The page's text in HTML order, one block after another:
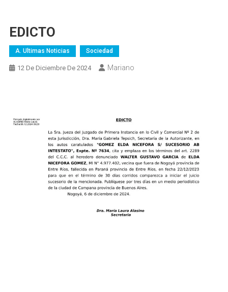
EDICTO
A. Ultimas Noticias Sociedad
12 De Diciembre De 2024 Mariano